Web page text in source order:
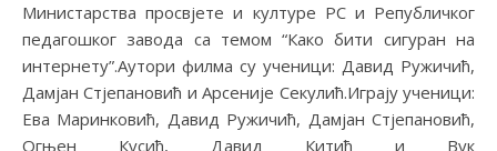
Министарства просвјете и културе РС и Републичког
педагошког завода са темом “Како бити сигуран на
интернету”.Аутори филма су ученици: Давид Ружичић,
Дамјан Стјепановић и Арсеније Секулић.Играју ученици:
Ева Маринковић, Давид Ружичић, Дамјан Стјепановић,
Огњен Кусић, Давид Китић и Вук